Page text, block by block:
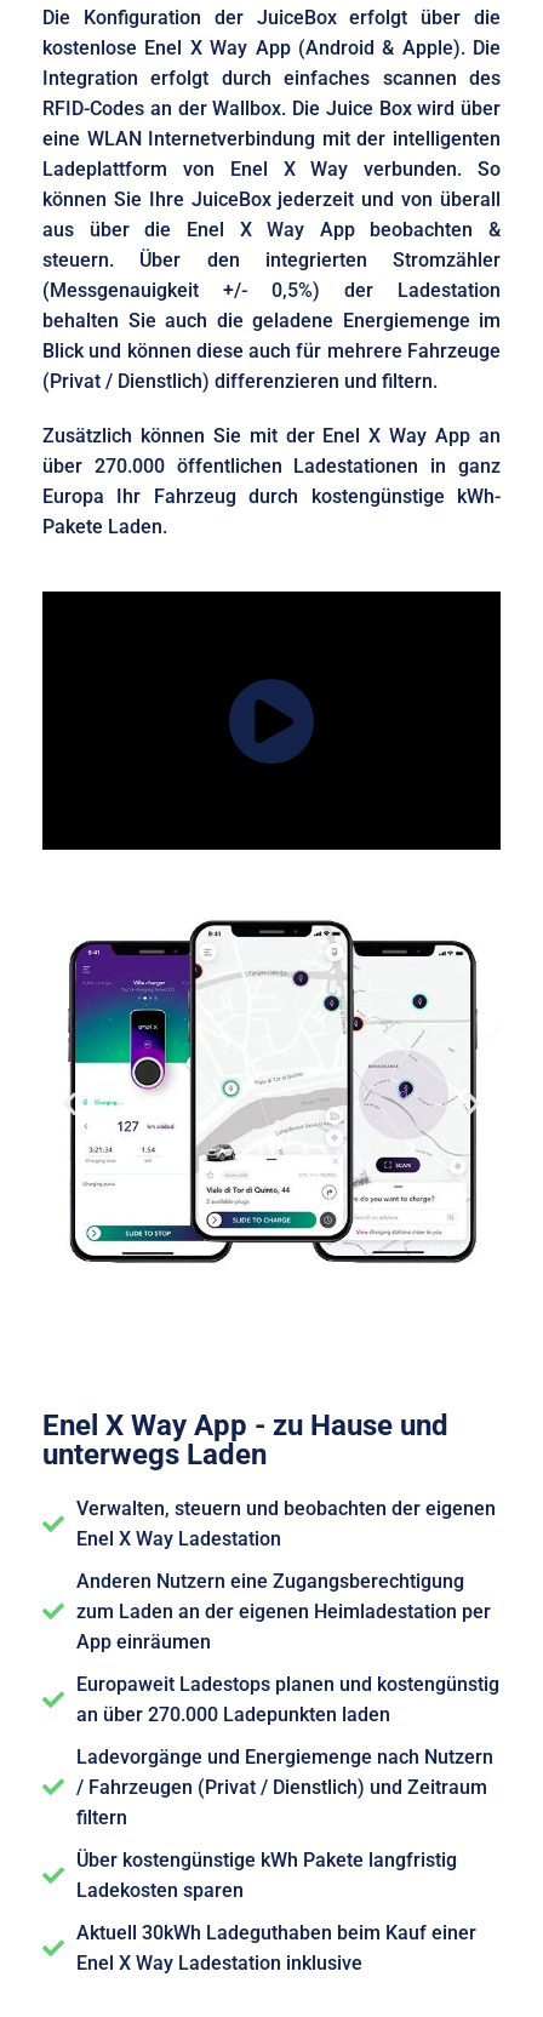
Die Konfiguration der JuiceBox erfolgt über die
kostenlose Enel X Way App (Android & Apple). Die
Integration erfolgt durch einfaches scannen des
RFID-Codes an der Wallbox. Die Juice Box wird über
eine WLAN Internetverbindung mit der intelligenten
Ladeplattform von Enel X Way verbunden. So
können Sie Ihre JuiceBox jederzeit und von überall
aus über die Enel X Way App beobachten &
steuern. Über den integrierten Stromzähler
(Messgenauigkeit +/- 0,5%) der Ladestation
behalten Sie auch die geladene Energiemenge im
Blick und können diese auch für mehrere Fahrzeuge
(Privat / Dienstlich) differenzieren und filtern.
Zusätzlich können Sie mit der Enel X Way App an
über 270.000 öffentlichen Ladestationen in ganz
Europa Ihr Fahrzeug durch kostengünstige kWh-
Pakete Laden.
Enel X Way App - zu Hause und
unterwegs Laden
Verwalten, steuern und beobachten der eigenen
Enel X Way Ladestation
Anderen Nutzern eine Zugangsberechtigung
zum Laden an der eigenen Heimladestation per
App einräumen
Europaweit Ladestops planen und kostengünstig
an über 270.000 Ladepunkten laden
Ladevorgänge und Energiemenge nach Nutzern
/ Fahrzeugen (Privat / Dienstlich) und Zeitraum
filtern
Über kostengünstige kWh Pakete langfristig
Ladekosten sparen
Aktuell 30kWh Ladeguthaben beim Kauf einer
Enel X Way Ladestation inklusive